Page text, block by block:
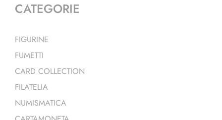
CATEGORIE
FIGURINE
FUMETTI
CARD COLLECTION
FILATELIA
NUMISMATICA